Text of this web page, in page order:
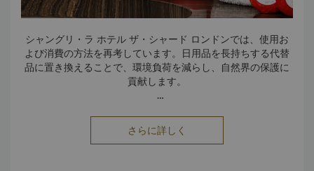
シャングリ・ラ ホテル ザ・シャード ロンドンでは、使用お
よび消費の方法を再考しています。日用品を長持ちする代替
品に置き換えることで、環境負荷を減らし、自然界の保護に
貢献します。
ろ過水が提供されるため、ペットボトルはまったく不要で
す。Jo Lovesとの提携により、リサイクル可能な大型ボトル
さらに詳しく